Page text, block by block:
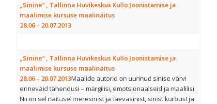
„Sinine“ , Tallinna Huvikeskus Kullo Joonistamise ja
maalimise kursuse maalinäitus
28.06 – 20.07.2013
„Sinine“ , Tallinna Huvikeskus Kullo Joonistamise ja
maalimise kursuse maalinäitus
28.06 – 20.07.2013Maalide autorid on uurinud sinise värvi
erinevaid tähendusi – märgilisi, emotsionaalseid ja maalilisi.
Nii on sel näitusel meresinist ja taevasinist, sinist kurbust ja